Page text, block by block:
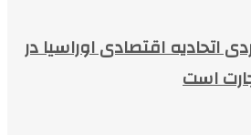
اتحادیه اقتصادی اوراسیا در
است